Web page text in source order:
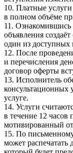
10. Платные
в полном объёме
11.
объявления
один из доступных
12. После
и перечисления
договор оферты
13. Исполнитель
консультационных
услуге.
14. Услуги
в течение 12 часов
мотивированный
15. По
может распечатать